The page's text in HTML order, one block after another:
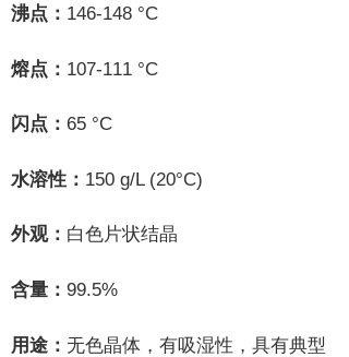
沸点： 146-148 °C
熔点： 107-111 °C
闪点： 65 °C
水溶性： 150 g/L (20°C)
外观： 白色片状结晶
含量： 99.5%
用途： 无色晶体，有吸湿性，具有典型